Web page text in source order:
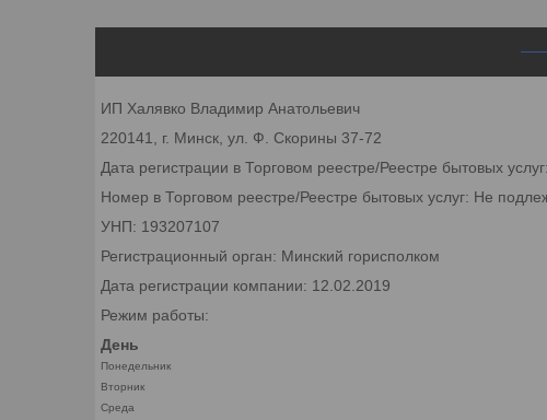
ИП Халявко Владимир Анатольевич
220141, г. Минск, ул. Ф. Скорины 37-72
Дата регистрации в Торговом реестре/Реестре бытовых
Номер в Торговом реестре/Реестре бытовых услуг: Не
УНП: 193207107
Регистрационный орган: Минский горисполком
Дата регистрации компании: 12.02.2019
Режим работы:
День
Понедельник
Вторник
Среда